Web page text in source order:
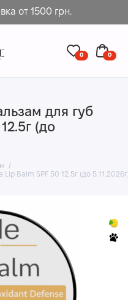
от 1500 грн.
0 0
для губ
(до
Balm SPF 50 12.5г (до